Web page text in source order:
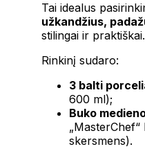
Tai idealus
užkandžius,
stilingai ir praktiškai.
Rinkinį sudaro:
3 balti
600 ml);
Buko
skersmens).